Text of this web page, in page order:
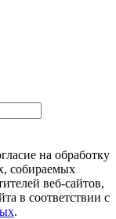
на обработку
собираемых
веб-сайтов,
в соответствии с
.